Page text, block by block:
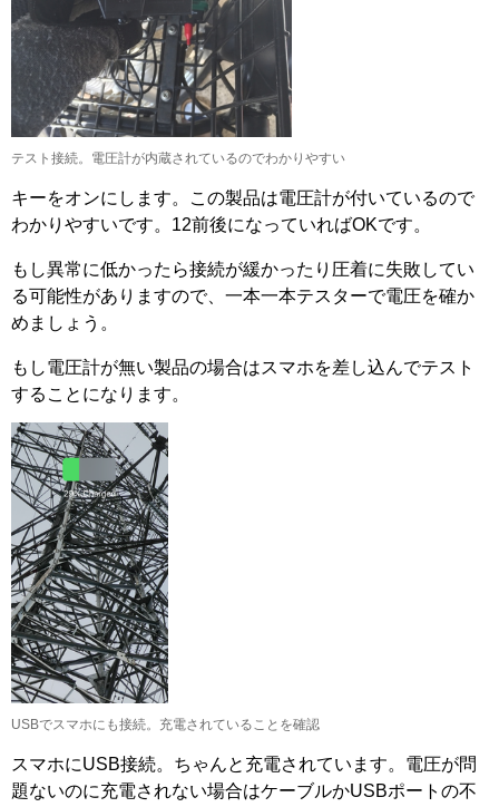
テスト接続。電圧計が内蔵されているのでわかりやすい
キーをオンにします。この製品は電圧計が付いているので
わかりやすいです。12前後になっていればOKです。
もし異常に低かったら接続が緩かったり圧着に失敗してい
る可能性がありますので、一本一本テスターで電圧を確か
めましょう。
もし電圧計が無い製品の場合はスマホを差し込んでテスト
することになります。
USBでスマホにも接続。充電されていることを確認
スマホにUSB接続。ちゃんと充電されています。電圧が問
題ないのに充電されない場合はケーブルかUSBポートの不